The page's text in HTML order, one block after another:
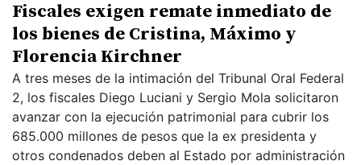
Fiscales exigen remate inmediato de
los bienes de Cristina, Máximo y
Florencia Kirchner
A tres meses de la intimación del Tribunal Oral Federal
2, los fiscales Diego Luciani y Sergio Mola solicitaron
avanzar con la ejecución patrimonial para cubrir los
685.000 millones de pesos que la ex presidenta y
otros condenados deben al Estado por administración